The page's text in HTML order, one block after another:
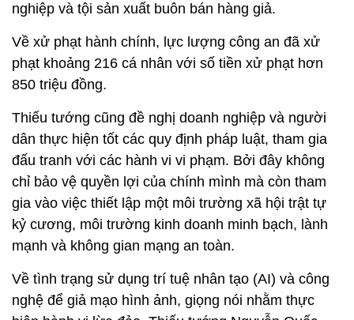
nghiệp và tội sản xuất buôn bán hàng giả.
Về xử phạt hành chính, lực lượng công an đã xử
phạt khoảng 216 cá nhân với số tiền xử phạt hơn
850 triệu đồng.
Thiếu tướng cũng đề nghị doanh nghiệp và người
dân thực hiện tốt các quy định pháp luật, tham gia
đấu tranh với các hành vi vi phạm. Bởi đây không
chỉ bảo vệ quyền lợi của chính mình mà còn tham
gia vào việc thiết lập một môi trường xã hội trật tự
kỷ cương, môi trường kinh doanh minh bạch, lành
mạnh và không gian mạng an toàn.
Về tình trạng sử dụng trí tuệ nhân tạo (AI) và công
nghệ để giả mạo hình ảnh, giọng nói nhằm thực